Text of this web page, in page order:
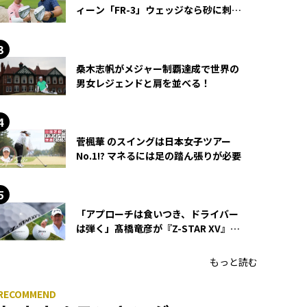
ィーン「FR-3」ウェッジなら砂に刺さ
桑木志帆がメジャー制覇達成で世界の
男女レジェンドと肩を並べる！
菅楓華 のスイングは日本女子ツアー
No.1!? マネるには足の踏ん張りが必要
「アプローチは食いつき、ドライバー
は弾く」髙橋竜彦が『Z-STAR XV』を
もっと読む